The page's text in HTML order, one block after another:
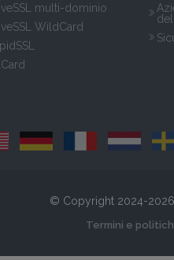
multi-dominio
WildCard
© Copyright 2024-2026
Termini e